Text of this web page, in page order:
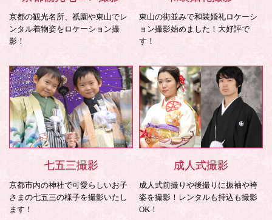
京都の観光名所、祇園や東山でレ
ンタル着物姿をロケーション撮
影！
東山の街並みで和装婚礼ロケーシ
ョン撮影始めました！大好評で
す！
七五三撮影
京都市内の神社で可愛らしいお子
さまの七五三の様子を撮影いたし
ます！
成人式撮影
成人式前撮りや後撮りに振袖や袴
姿を撮影！レンタルも持込も撮影
OK！